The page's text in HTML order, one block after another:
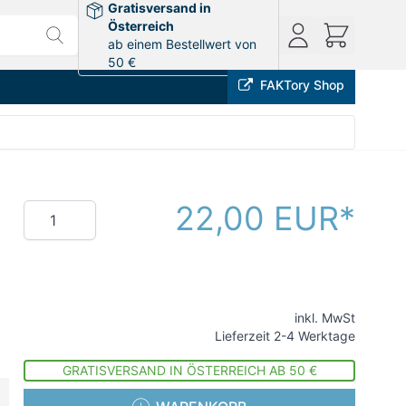
Gratisversand in
Österreich
ab einem Bestellwert von
50 €
FAKTory Shop
Menge 22,00 EUR
inkl. MwSt
Lieferzeit 2-4 Werktage
GRATISVERSAND IN ÖSTERREICH AB 50 €